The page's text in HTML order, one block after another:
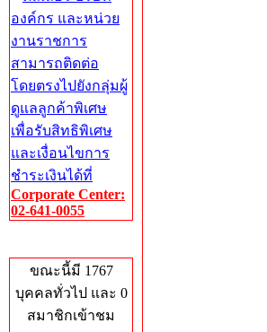
องค์กร และหน่วย
งานราชการ
สามารถติดต่อ
โดยตรงไปยังกลุ่มผู้
ดูแลลูกค้าพิเศษ
เพื่อรับสิทธิพิเศษ
และเงื่อนไขการ
ชำระเงินได้ที่
Corporate Center:
02-641-0055
ขณะนี้มี 1767
บุคคลทั่วไป และ 0
สมาชิกเข้าชม